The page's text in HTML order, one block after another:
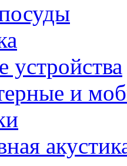
устройства
и